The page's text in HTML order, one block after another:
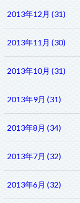
2013年12月 (31)
2013年11月 (30)
2013年10月 (31)
2013年9月 (31)
2013年8月 (34)
2013年7月 (32)
2013年6月 (32)